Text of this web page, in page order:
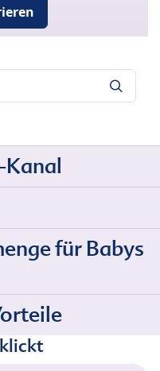
Kanal
für Babys